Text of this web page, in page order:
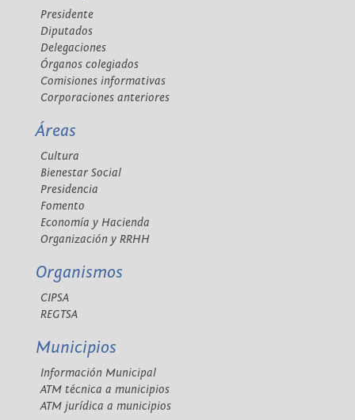
Presidente
Diputados
Delegaciones
Órganos colegiados
Comisiones informativas
Corporaciones anteriores
Áreas
Cultura
Bienestar Social
Presidencia
Fomento
Economía y Hacienda
Organización y RRHH
Organismos
CIPSA
REGTSA
Municipios
Información Municipal
ATM técnica a municipios
ATM jurídica a municipios